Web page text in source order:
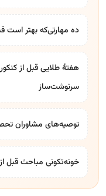
ده مهارتی‌که بهتر است
هفتۀ طلایی قبل از
سرنوشت‌ساز
توصیه‌های مشاوران
خونه‌تکونی مباحث قبل